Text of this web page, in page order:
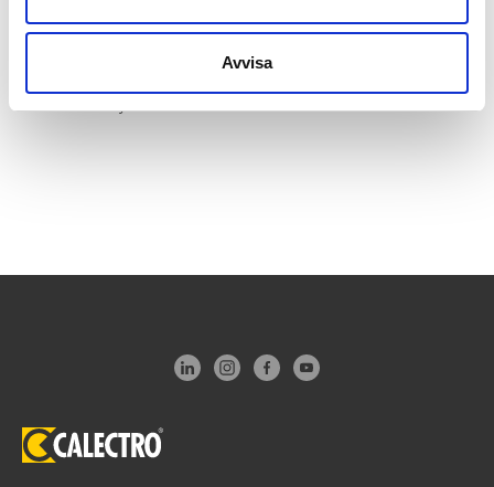
Avvisa
Differenstryckgivare med
ventilationsanläggningar. 8